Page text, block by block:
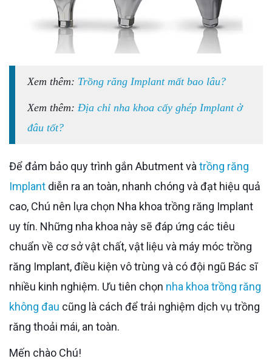
Xem thêm: Trồng răng Implant mất bao lâu?
Xem thêm: Địa chỉ nha khoa cấy ghép Implant ở
đâu tốt?
Để đảm bảo quy trình gắn Abutment và trồng răng
Implant diễn ra an toàn, nhanh chóng và đạt hiệu quả
cao, Chú nên lựa chọn Nha khoa trồng răng Implant
uy tín. Những nha khoa này sẽ đáp ứng các tiêu
chuẩn về cơ sở vật chất, vật liệu và máy móc trồng
răng Implant, điều kiện vô trùng và có đội ngũ Bác sĩ
nhiều kinh nghiệm. Ưu tiên chọn nha khoa trồng răng
không đau cũng là cách để trải nghiệm dịch vụ trồng
răng thoải mái, an toàn.
Mến chào Chú!